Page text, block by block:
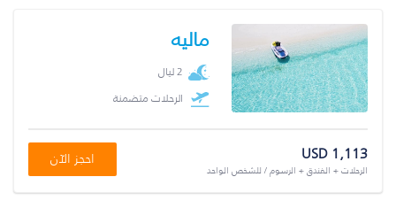
ماليه
2 ليال
الرحلات متضمنة
USD 1,113
الرحلات + الفندق + الرسوم / للشخص الواحد
احجز الآن